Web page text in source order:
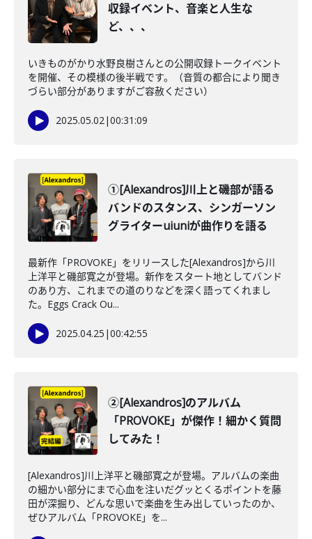
収録イベント、音楽と人生な
ど、、、
いきものがかり水野良樹さんとの公開収録トークイベント
を開催、その模様の後半戦です。（音質の都合により聞き
づらい部分がありますがご容赦ください）
2025.05.02|00:31:09
①[Alexandros]川上と磯部が語る
バンドのスタンス、シンガーソン
グライターuiuniが曲作りを語る
最新作「PROVOKE」をリリースした[Alexandros]から川
上洋平と磯部寛之が登場。新作をスタート地としてバンド
のあり方、これまでの道のりなどを深く語ってくれまし
た。Eggs Crack Ou...
2025.04.25 |00:42:55
②[Alexandros]のアルバム
「PROVOKE」が傑作！細かく質問
してみた！
[Alexandros]川上洋平と磯部寛之が登場。アルバムの楽曲
の細かい部分にまで心血を注いだグッとくるポイントを藤
田が深掘り、どんな思いで楽曲を生み出していったのか、
ぜひアルバム「PROVOKE」を...